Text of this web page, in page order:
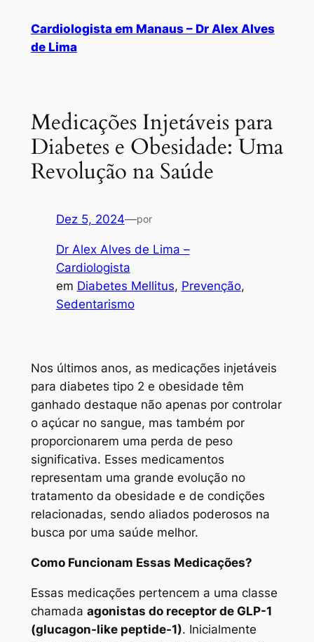
Cardiologista em Manaus – Dr Alex Alves
de Lima
Medicações Injetáveis para
Diabetes e Obesidade: Uma
Revolução na Saúde
Dez 5, 2024—por
Dr Alex Alves de Lima –
Cardiologista
em Diabetes Mellitus, Prevenção
Sedentarismo
Nos últimos anos, as medicações injetáveis
para diabetes tipo 2 e obesidade têm
ganhado destaque não apenas por controlar
o açúcar no sangue, mas também por
proporcionarem uma perda de peso
significativa. Esses medicamentos
representam uma grande evolução no
tratamento da obesidade e de condições
relacionadas, sendo aliados poderosos na
busca por uma saúde melhor.
Como Funcionam Essas Medicações?
Essas medicações pertencem a uma classe
chamada agonistas do receptor de GLP-1
(glucagon-like peptide-1). Inicialmente